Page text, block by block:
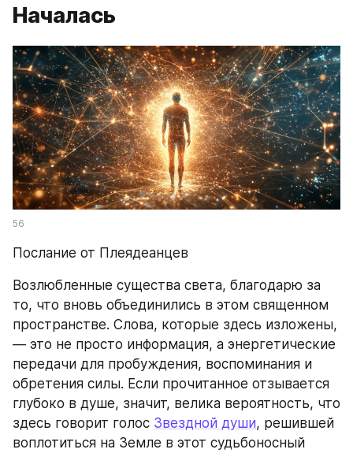
Началась
56
Послание от Плеядеанцев
Возлюбленные существа света, благодарю за
то, что вновь объединились в этом священном
пространстве. Слова, которые здесь изложены,
— это не просто информация, а энергетические
передачи для пробуждения, воспоминания и
обретения силы. Если прочитанное отзывается
глубоко в душе, значит, велика вероятность, что
здесь говорит голос Звездной души, решившей
воплотиться на Земле в этот судьбоносный